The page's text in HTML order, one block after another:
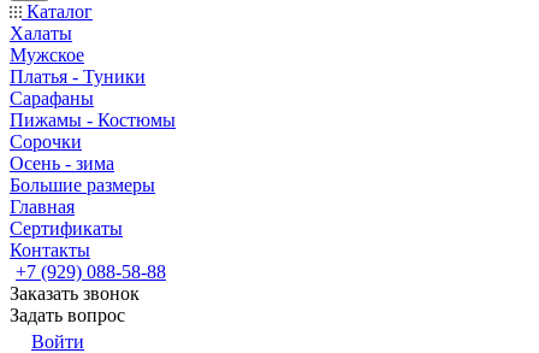
Каталог
Халаты
Мужское
Платья - Туники
Сарафаны
Пижамы - Костюмы
Сорочки
Oсень - зима
Большие размеры
Главная
Сертификаты
Контакты
+7 (929) 088-58-88
Заказать звонок
Задать вопрос
Войти